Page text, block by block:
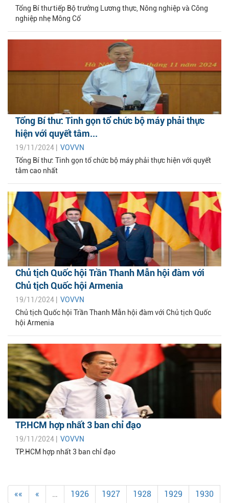
Tổng Bí thư tiếp Bộ trưởng Lương thực, Nông nghiệp và Công
nghiệp nhẹ Mông Cổ
Tổng Bí thư: Tinh gọn tổ chức bộ máy phải thực
hiện với quyết tâm...
19/11/2024 | VOVVN
Tổng Bí thư: Tinh gọn tổ chức bộ máy phải thực hiện với quyết
tâm cao nhất
Chủ tịch Quốc hội Trần Thanh Mẫn hội đàm với
Chủ tịch Quốc hội Armenia
19/11/2024 | VOVVN
Chủ tịch Quốc hội Trần Thanh Mẫn hội đàm với Chủ tịch Quốc
hội Armenia
TP.HCM hợp nhất 3 ban chỉ đạo
19/11/2024 | VOVVN
TP.HCM hợp nhất 3 ban chỉ đạo
«« « … 1926 1927 1928 1929 1930